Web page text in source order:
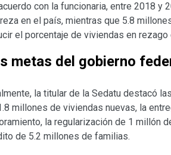
con la funcionaria, entre 2018
en el país, mientras que 5.8
el porcentaje de viviendas en rezago
metas del gobierno
la titular de la Sedatu destacó las
millones de viviendas nuevas, la
la regularización de 1 millón
de 5.2 millones de familias.